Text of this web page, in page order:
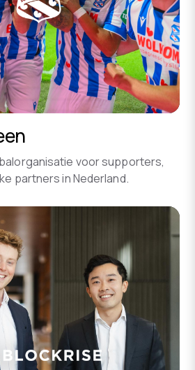
voor supporters,
partners in Nederland.